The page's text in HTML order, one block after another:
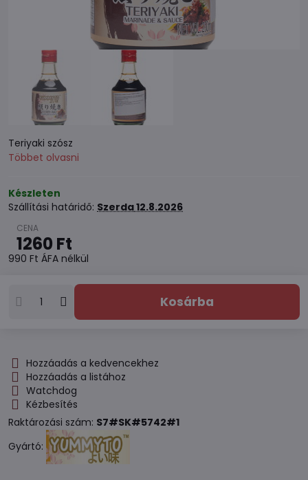
Teriyaki szósz
Többet olvasni
Készleten
Szállítási határidő: Szerda12.8.2026
1260 Ft
990 Ft ÁFA nélkül
Kosárba
Hozzáadás a kedvencekhez
Hozzáadás a listához
Watchdog
Kézbesítés
Raktározási szám: S7#SK#5742#1
Gyártó: